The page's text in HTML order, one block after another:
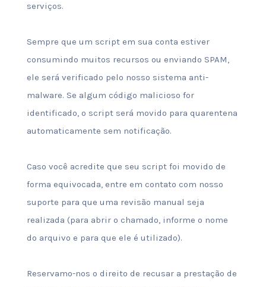
serviços.
Sempre que um script em sua conta estiver
consumindo muitos recursos ou enviando SPAM,
ele será verificado pelo nosso sistema anti-
malware. Se algum código malicioso for
identificado, o script será movido para quarentena
automaticamente sem notificação.
Caso você acredite que seu script foi movido de
forma equivocada, entre em contato com nosso
suporte para que uma revisão manual seja
realizada (para abrir o chamado, informe o nome
do arquivo e para que ele é utilizado).
Reservamo-nos o direito de recusar a prestação de